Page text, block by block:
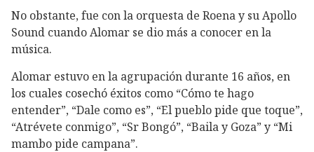
No obstante, fue con la orquesta de Roena y su Apollo
Sound cuando Alomar se dio más a conocer en la
música.
Alomar estuvo en la agrupación durante 16 años, en
los cuales cosechó éxitos como “Cómo te hago
entender”, “Dale como es”, “El pueblo pide que toque”,
“Atrévete conmigo”, “Sr Bongó”, “Baila y Goza” y “Mi
mambo pide campana”.